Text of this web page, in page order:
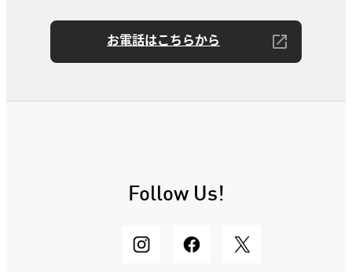
お電話はこちらから
Follow Us!